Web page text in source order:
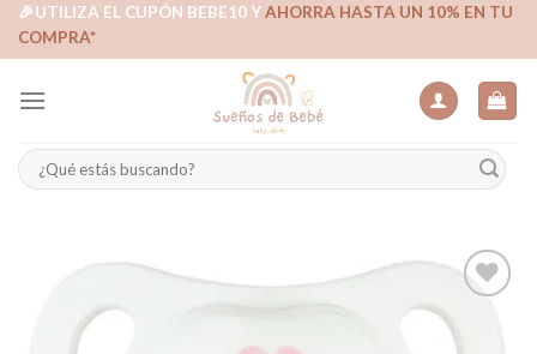
Skip🎉UTILIZA EL CUPÓN BEBE10 YAHORRA HASTA UN 10% EN TU
COMPRA*
Buscar
por: